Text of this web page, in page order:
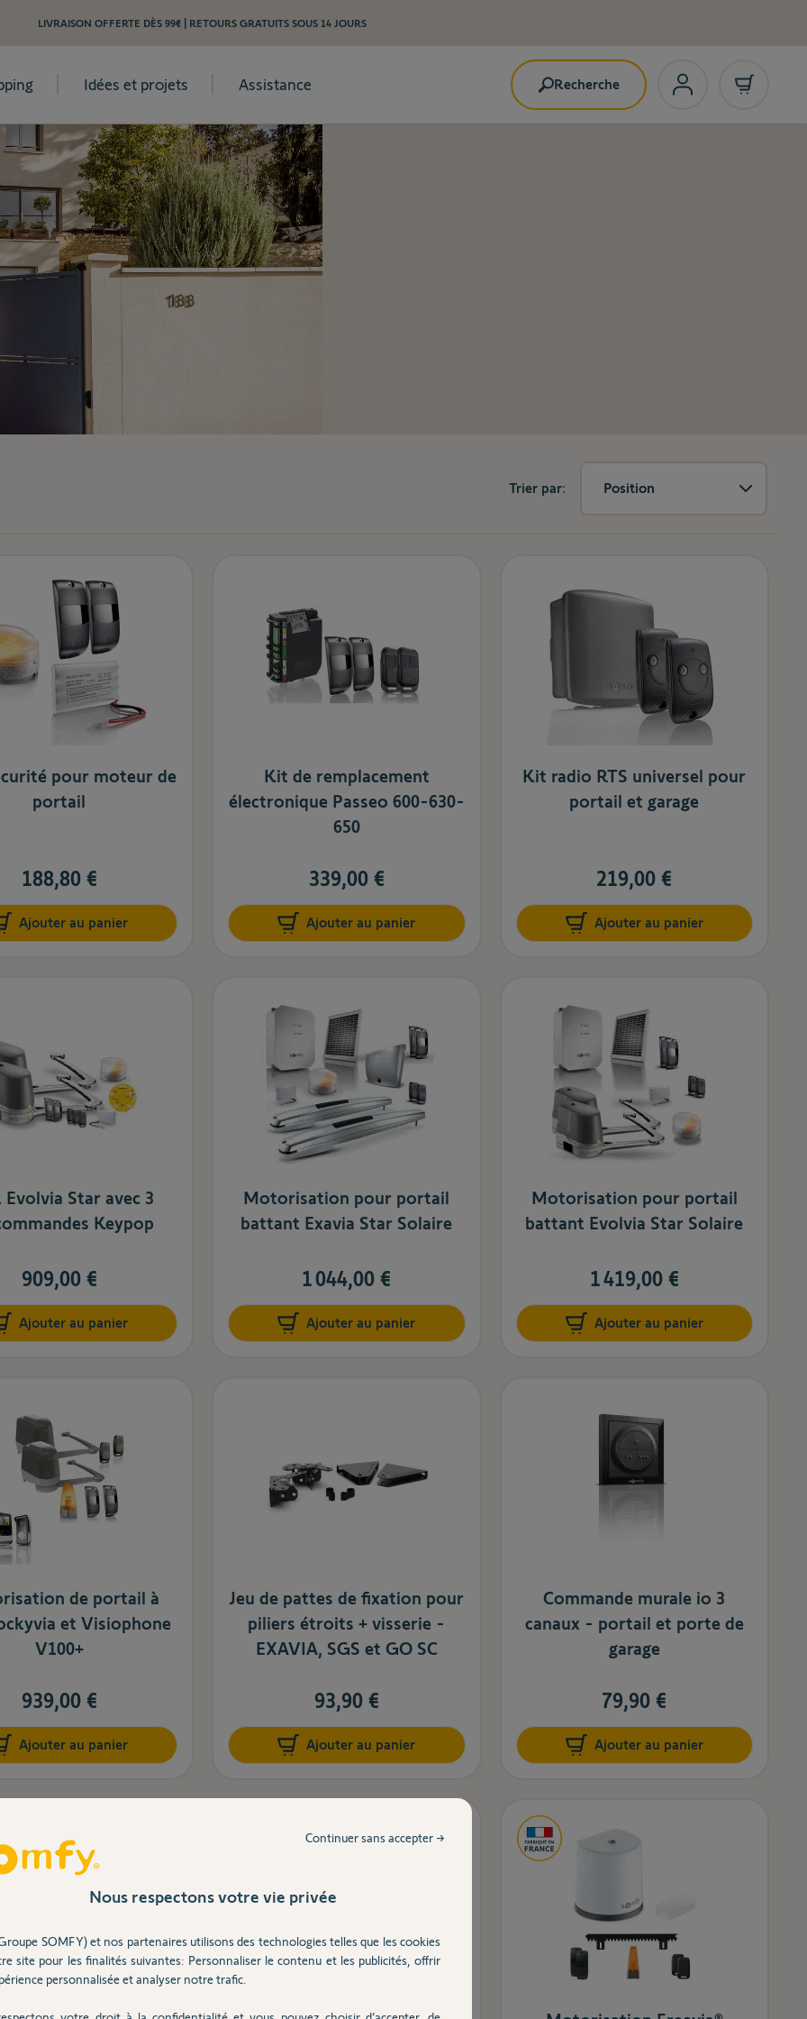
LIVRAISON OFFERTE DÈS 99€ | RETOURS GRATUITS SOUS 14 JOURS
Idées et projets Assistance Recherche
Trier par: Position
pour moteur de
portail
188,80 €
Ajouter au panier
Kit de remplacement
électronique Passeo 600-630-
650
339,00 €
Ajouter au panier
Kit radio RTS universel pour
portail et garage
219,00 €
Ajouter au panier
Evolvia Star avec 3
Keypop
909,00 €
Ajouter au panier
Motorisation pour portail
battant Exavia Star Solaire
1 044,00 €
Ajouter au panier
Motorisation pour portail
battant Evolvia Star Solaire
1 419,00 €
Ajouter au panier
de portail à
et Visiophone
V100+
939,00 €
Ajouter au panier
Jeu de pattes de fixation pour
piliers étroits + visserie -
EXAVIA, SGS et GO SC
93,90 €
Ajouter au panier
Commande murale io 3
canaux - portail et porte de
garage
79,90 €
Ajouter au panier
Nous respectons votre vie privée
SOMFY) et nos partenaires utilisons des technologies telles que les cookies
site pour les finalités suivantes: Personnaliser le contenu et les publicités, offrir
personnalisée et analyser notre trafic.
Continuer sans accepter →